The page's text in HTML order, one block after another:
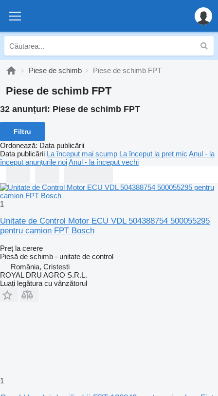
Piese de schimb Piese de schimb FPT
Piese de schimb FPT
32 anunțuri: Piese de schimb FPT
Filtru
Ordonează: Data publicării
Data publicării La început mai scump La început la preț mic Anul - la
început anunțurile noiAnul - la început vechi
1
Unitate de Control Motor ECU VDL 504388754 500055295
pentru camion FPT Bosch
Preț la cerere
Piesă de schimb - unitate de control
România, Cristesti
ROYAL DRU AGRO S.R.L.
Luați legătura cu vânzătorul
1